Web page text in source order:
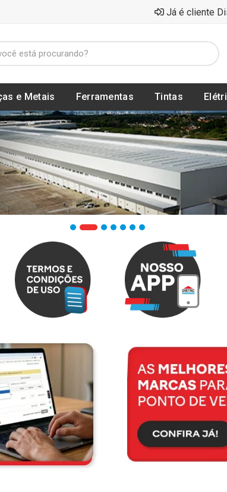
Já é cliente
e Metais Ferramentas Tintas